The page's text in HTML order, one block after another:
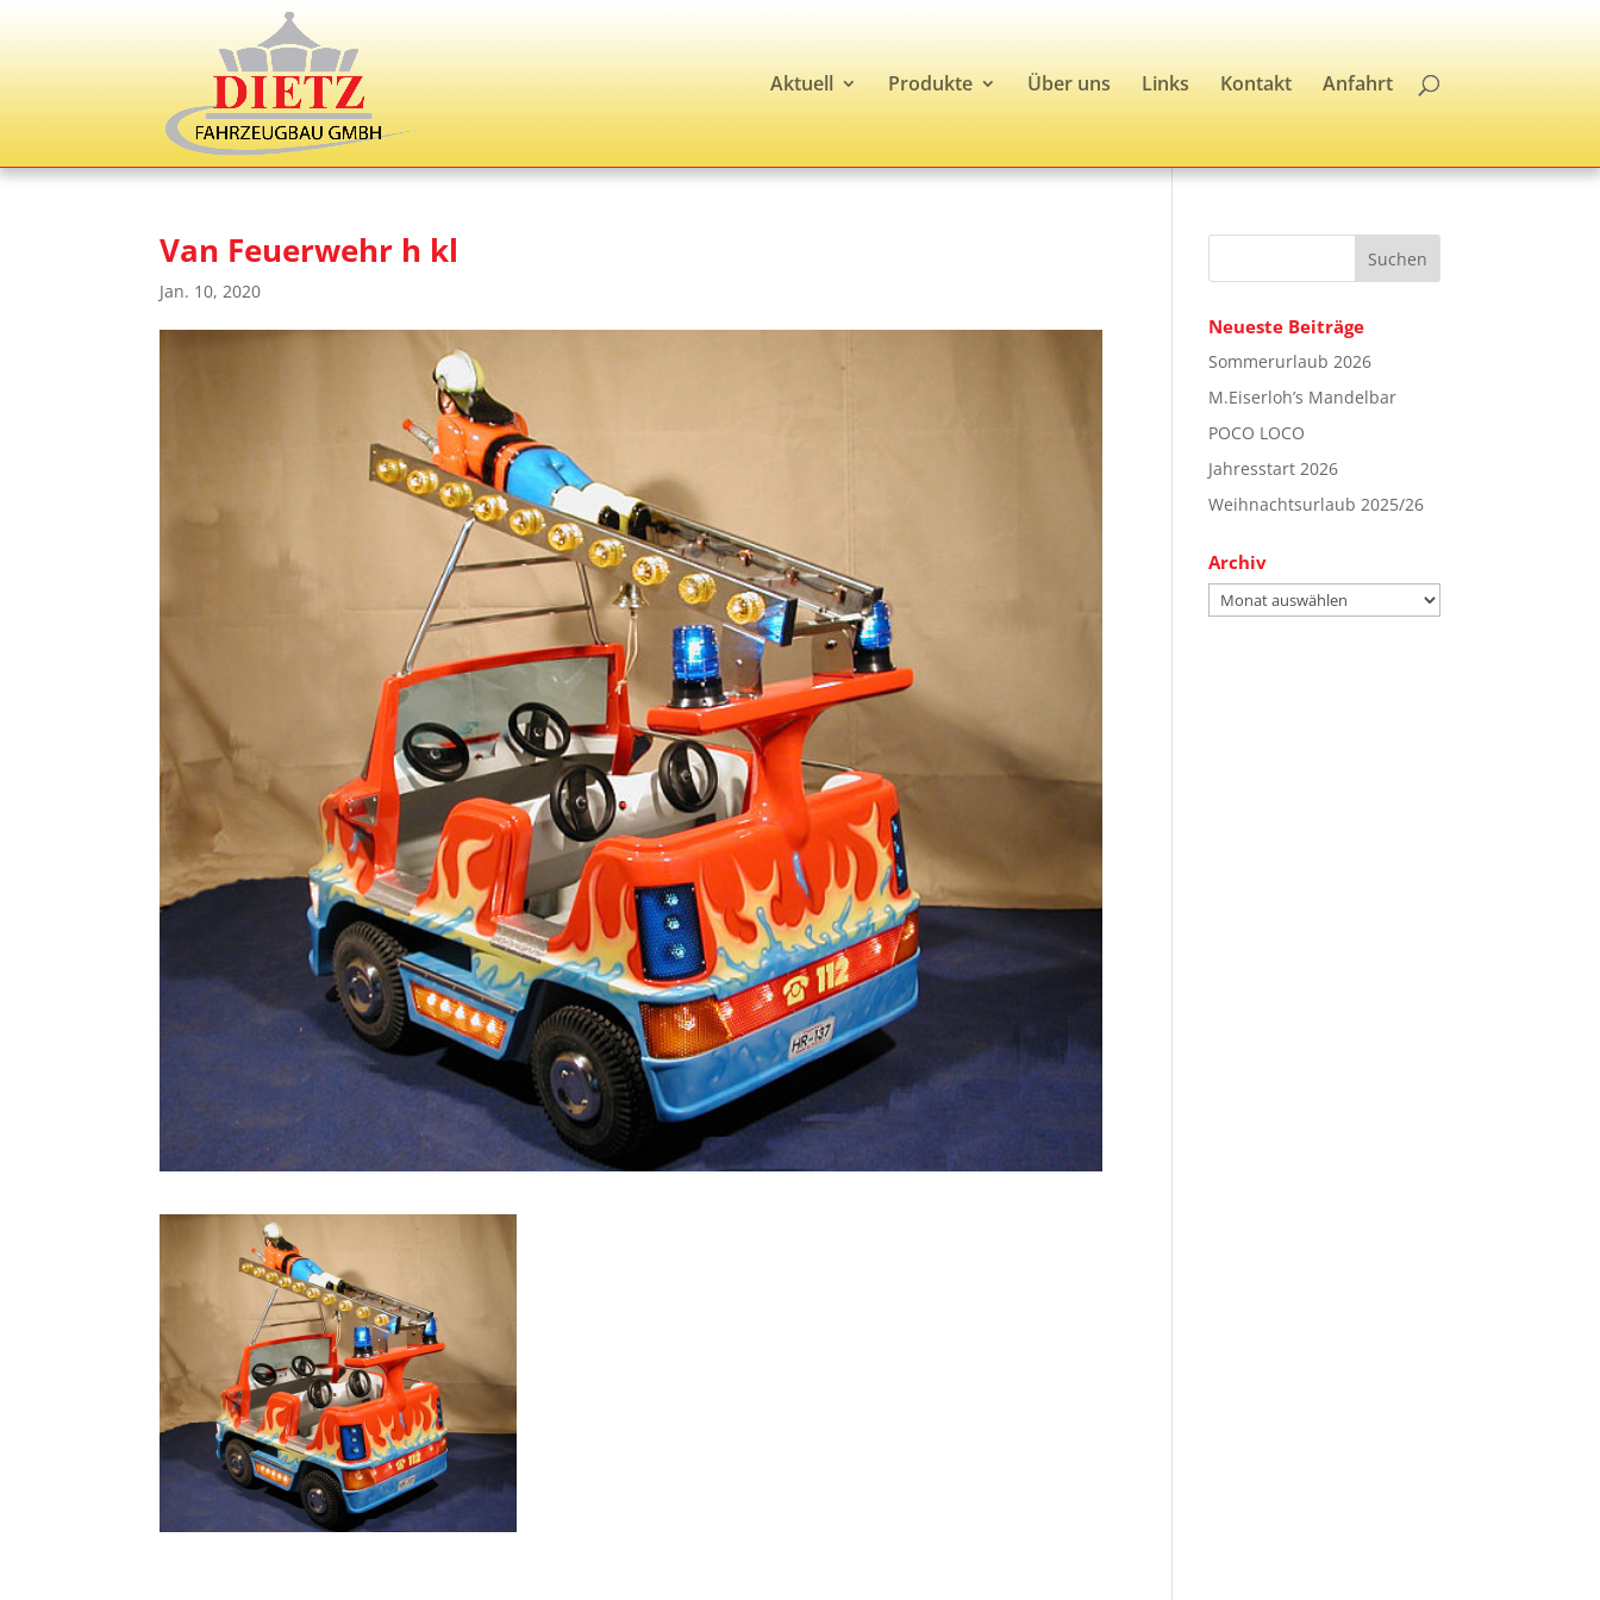
Aktuell Produkte Über uns Links Kontakt Anfahrt
Van Feuerwehr h kl
Jan. 10, 2020
Neueste Beiträge
Sommerurlaub 2026
M.Eiserloh’s Mandelbar
POCO LOCO
Jahresstart 2026
Weihnachtsurlaub 2025/26
Archiv
Archiv